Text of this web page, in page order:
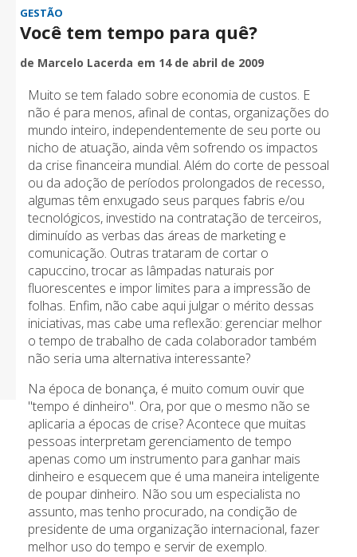
GESTÃO
Você tem tempo para quê?
de Marcelo Lacerda em 14 de abril de 2009
Muito se tem falado sobre economia de custos. E
não é para menos, afinal de contas, organizações do
mundo inteiro, independentemente de seu porte ou
nicho de atuação, ainda vêm sofrendo os impactos
da crise financeira mundial. Além do corte de pessoal
ou da adoção de períodos prolongados de recesso,
algumas têm enxugado seus parques fabris e/ou
tecnológicos, investido na contratação de terceiros,
diminuído as verbas das áreas de marketing e
comunicação. Outras trataram de cortar o
capuccino, trocar as lâmpadas naturais por
fluorescentes e impor limites para a impressão de
folhas. Enfim, não cabe aqui julgar o mérito dessas
iniciativas, mas cabe uma reflexão: gerenciar melhor
o tempo de trabalho de cada colaborador também
não seria uma alternativa interessante?
Na época de bonança, é muito comum ouvir que
"tempo é dinheiro". Ora, por que o mesmo não se
aplicaria a épocas de crise? Acontece que muitas
pessoas interpretam gerenciamento de tempo
apenas como um instrumento para ganhar mais
dinheiro e esquecem que é uma maneira inteligente
de poupar dinheiro. Não sou um especialista no
assunto, mas tenho procurado, na condição de
presidente de uma organização internacional, fazer
melhor uso do tempo e servir de exemplo.